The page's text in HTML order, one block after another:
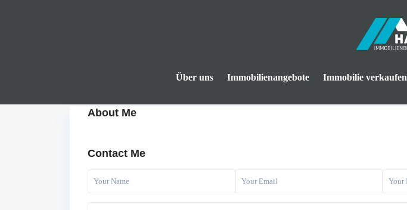
Über uns Immobilienangebote Immobilie verkaufen
About Me
Contact Me